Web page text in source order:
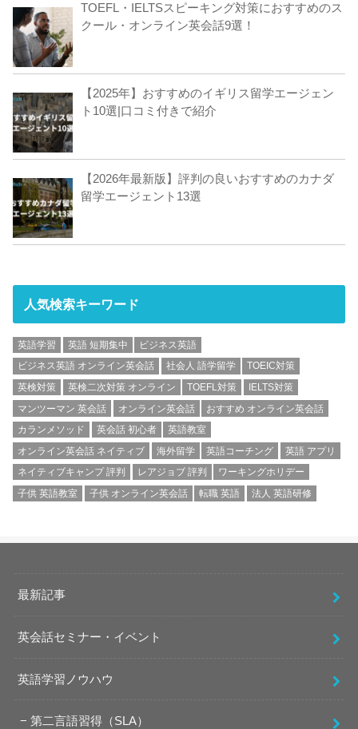
TOEFL・IELTSスピーキング対策におすすめのス
クール・オンライン英会話9選！
【2025年】おすすめのイギリス留学エージェン
ト10選|口コミ付きで紹介
【2026年最新版】評判の良いおすすめのカナダ
留学エージェント13選
人気検索キーワード
英語学習 英語 短期集中
ビジネス英語
ビジネス英語 オンライン英会話
社会人 語学留学
TOEIC対策
英検対策
英検二次対策 オンライン TOEFL対策
IELTS対策
マンツーマン 英会話
オンライン英会話
おすすめ オンライン英会話
カランメソッド
英会話 初心者
英語教室
オンライン英会話 ネイティブ
海外留学 英語コーチング
英語 アプリ
ネイティブキャンプ 評判
レアジョブ 評判
ワーキングホリデー
子供 英語教室
子供 オンライン英会話 転職 英語 法人 英語研修
最新記事
英会話セミナー・イベント
英語学習ノウハウ
第二言語習得（SLA）